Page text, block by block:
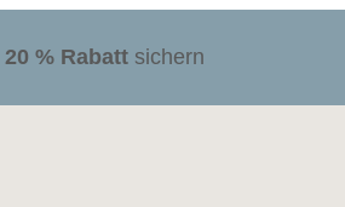
20 % Rabatt sichern